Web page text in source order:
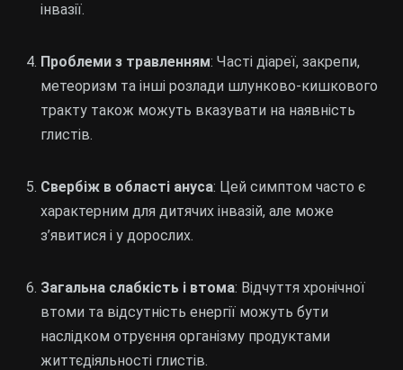
інвазії.
Проблеми з травленням: Часті діареї, закрепи,
метеоризм та інші розлади шлунково-кишкового
тракту також можуть вказувати на наявність
глистів.
Свербіж в області ануса: Цей симптом часто є
характерним для дитячих інвазій, але може
з’явитися і у дорослих.
Загальна слабкість і втома: Відчуття хронічної
втоми та відсутність енергії можуть бути
наслідком отруєння організму продуктами
життєдіяльності глистів.